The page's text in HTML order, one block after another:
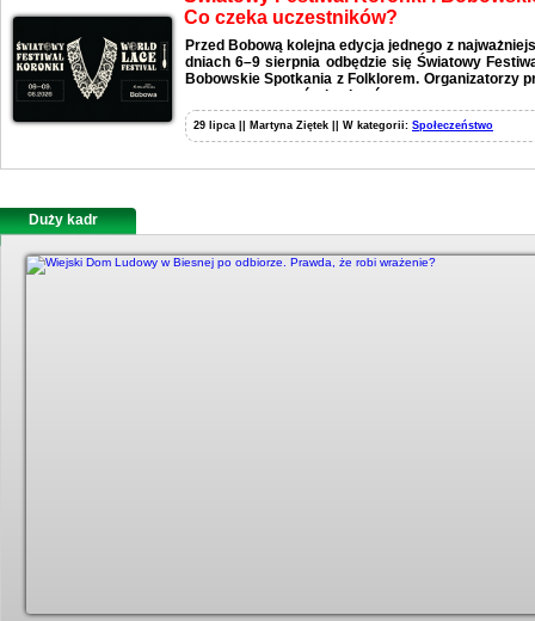
Co czeka uczestników?
Przed Bobową kolejna edycja jednego z
dniach 6–9 sierpnia odbędzie się Światowy
Bobowskie Spotkania z Folklorem. Organizatorzy
wystaw, warsztatów i pokazów.
29 lipca || Martyna Ziętek || W kategorii: Społeczeństwo
Duży kadr